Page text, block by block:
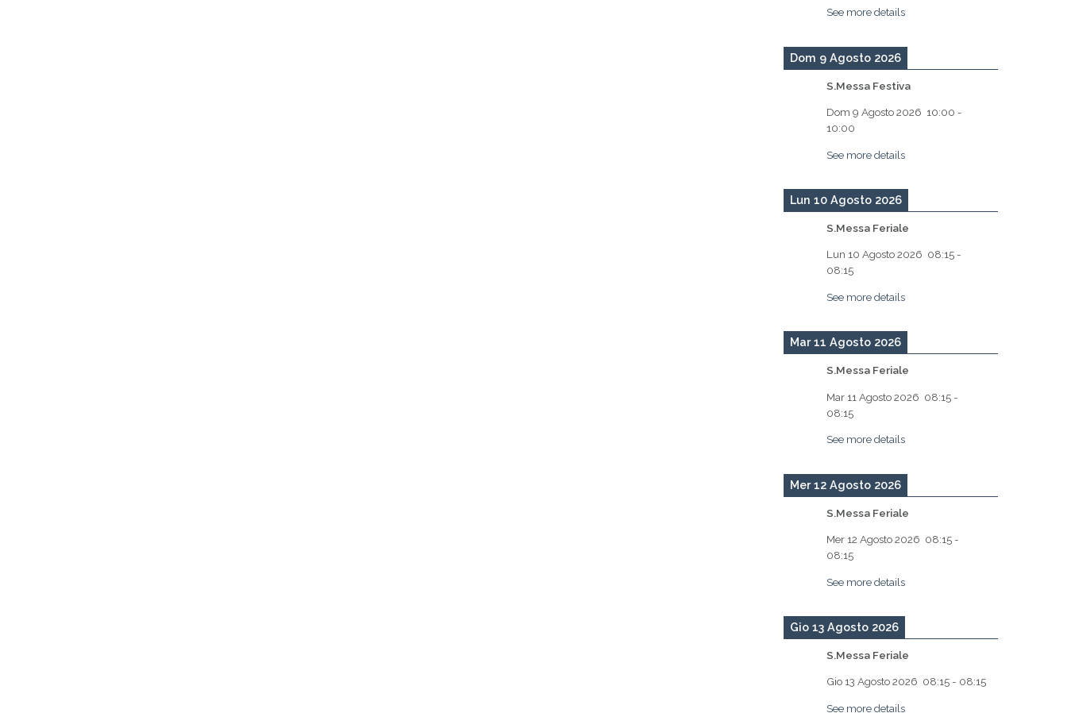
See more details
Dom 9 Agosto 2026
S.Messa Festiva
Dom 9 Agosto 2026 10:00 -
10:00
See more details
Lun 10 Agosto 2026
S.Messa Feriale
Lun 10 Agosto 2026 08:15 -
08:15
See more details
Mar 11 Agosto 2026
S.Messa Feriale
Mar 11 Agosto 2026 08:15 -
08:15
See more details
Mer 12 Agosto 2026
S.Messa Feriale
Mer 12 Agosto 2026 08:15 -
08:15
See more details
Gio 13 Agosto 2026
S.Messa Feriale
Gio 13 Agosto 2026 08:15 - 08:15
See more details